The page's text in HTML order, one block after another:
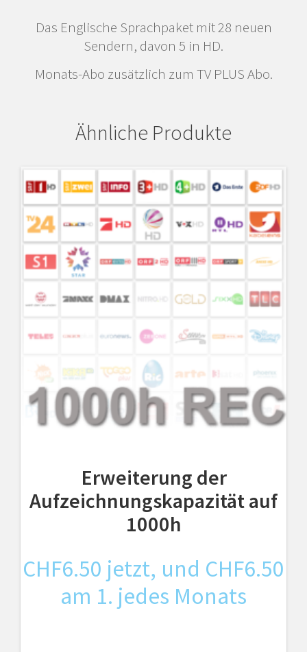
Das Englische Sprachpaket mit 28 neuen
Sendern, davon 5 in HD.
Monats-Abo zusätzlich zum TV PLUS Abo.
Ähnliche Produkte
Erweiterung der
Aufzeichnungskapazität auf
1000h
CHF6.50 jetzt, und CHF6.50
am 1. jedes Monats